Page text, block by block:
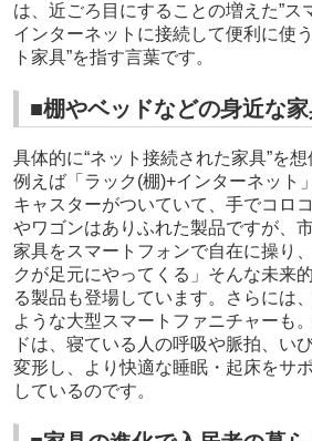
は、近ごろ目にすることの増えた”ス
インターネットに接続して便利に使
ト家具”を指す言葉です。
■棚やベッドなどの身近な
具体的に“ネット接続された家具”を想
例えば「ラック(棚)+インターネット
キャスターがついていて、手でコロ
やワゴンはありふれた製品ですが、
家具をスマートフォンで自在に操り
クが足元にやってくる」そんな未来
る製品も登場しています。さらには
ような大型スマートファニチャーも
ドは、寝ている人の呼吸や脈拍、い
変形し、より快適な睡眠・起床をサ
しているのです。